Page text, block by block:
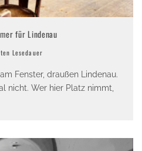
für Lindenau
Lesedauer
Fenster, draußen Lindenau.
nicht. Wer hier Platz nimmt,